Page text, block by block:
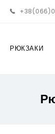
РЮКЗАКИ